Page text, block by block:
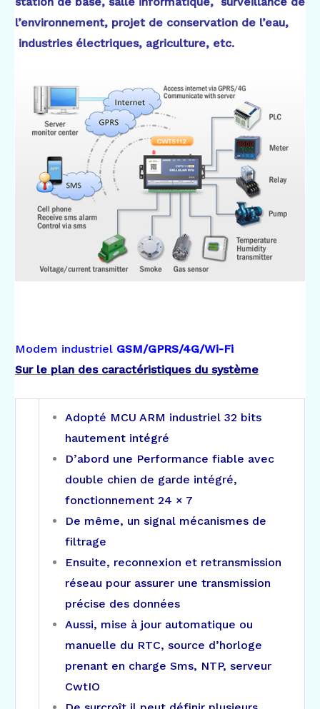
l’environnement, projet de conservation de l’eau,
industries électriques, agriculture, etc.
Modem industriel GSM/GPRS/4G/Wi-Fi
Sur le plan des caractéristiques du système
Adopté MCU ARM industriel 32 bits
hautement intégré
D’abord une Performance fiable avec
double chien de garde intégré,
fonctionnement 24 × 7
De même, un signal mécanismes de
filtrage
Ensuite, reconnexion et retransmission
réseau pour assurer une transmission
précise des données
Aussi, mise à jour automatique ou
manuelle du RTC, source d’horloge
prenant en charge Sms, NTP, serveur
CwtIO